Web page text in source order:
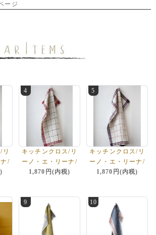
ージ
リ
/
/
キッチンクロス/リ
ーノ・エ・リーナ/
リトアニアリネン/
1,870円(内税)
4
キッチンクロス/リ
ーノ・エ・リーナ/
リトアニアリネン/
1,870円(内税)
5
9 10